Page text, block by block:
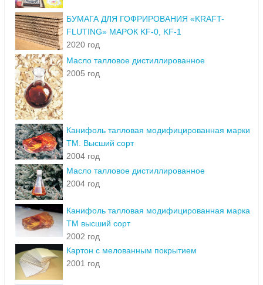
БУМАГА ДЛЯ ГОФРИРОВАНИЯ «KRAFT-
FLUTING» МАРОК KF-0, KF-1
2020 год
Масло талловое дистиллированное
2005 год
Канифоль талловая модифицированная марки
ТМ. Высший сорт
2004 год
Масло талловое дистиллированное
2004 год
Канифоль талловая модифицированная марка
ТМ высший сорт
2002 год
Картон с мелованным покрытием
2001 год